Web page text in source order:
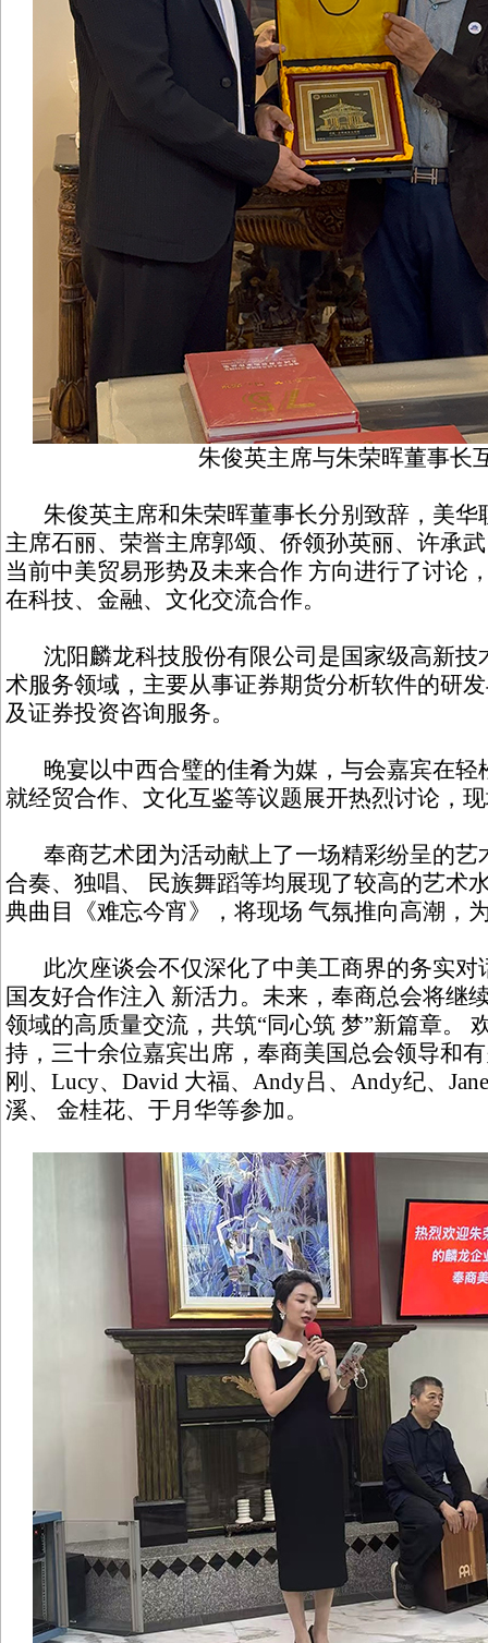
朱俊英主席与朱荣晖董事长
朱俊英主席和朱荣晖董事长分别致辞，美华
主席石丽、荣誉主席郭颂、侨领孙英丽、许承
当前中美贸易形势及未来合作 方向进行了讨论
在科技、金融、文化交流合作。
沈阳麟龙科技股份有限公司是国家级高新技
术服务领域，主要从事证券期货分析软件的研
及证券投资咨询服务。
晚宴以中西合璧的佳肴为媒，与会嘉宾在轻
就经贸合作、文化互鉴等议题展开热烈讨论，
奉商艺术团为活动献上了一场精彩纷呈的艺
合奏、独唱、 民族舞蹈等均展现了较高的艺术
典曲目《难忘今宵》，将现场 气氛推向高潮，
此次座谈会不仅深化了中美工商界的务实对
国友好合作注入 新活力。未来，奉商总会将继
领域的高质量交流，共筑“同心筑 梦”新篇章。
持，三十余位嘉宾出席，奉商美国总会领导和
刚、Lucy、David 大福、Andy吕、Andy纪、
溪、 金桂花、于月华等参加。